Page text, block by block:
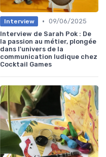
Interview • 09/06/2025
Interview de Sarah Pok : De
la passion au métier, plongée
dans l'univers de la
communication ludique chez
Cocktail Games